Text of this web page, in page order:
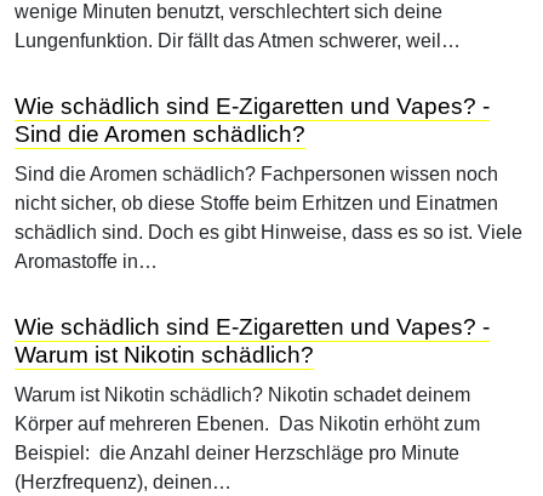
wenige Minuten benutzt, verschlechtert sich deine
Lungenfunktion. Dir fällt das Atmen schwerer, weil…
Wie schädlich sind E-Zigaretten und Vapes? -
Sind die Aromen schädlich?
Sind die Aromen schädlich? Fachpersonen wissen noch
nicht sicher, ob diese Stoffe beim Erhitzen und Einatmen
schädlich sind. Doch es gibt Hinweise, dass es so ist. Viele
Aromastoffe in…
Wie schädlich sind E-Zigaretten und Vapes? -
Warum ist Nikotin schädlich?
Warum ist Nikotin schädlich? Nikotin schadet deinem
Körper auf mehreren Ebenen. Das Nikotin erhöht zum
Beispiel: die Anzahl deiner Herzschläge pro Minute
(Herzfrequenz), deinen…